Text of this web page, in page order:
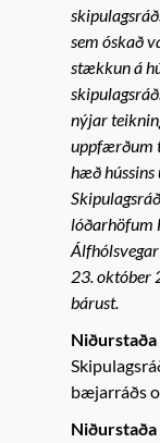
sem óskað
stækkun á
nýjar
uppfærðum
hæð
lóðarhöfum
23. október
bárust.
Niðurstaða
bæjarráðs
Niðurstaða